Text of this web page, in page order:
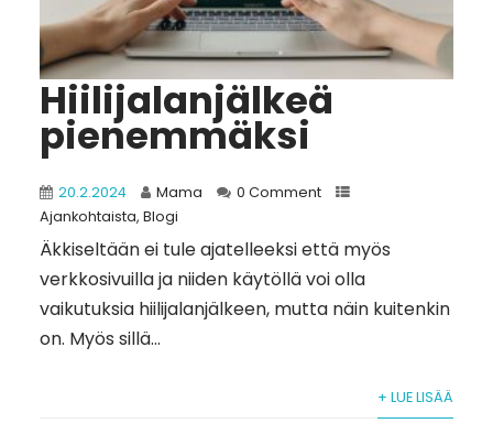
Hiilijalanjälkeä
pienemmäksi
20.2.2024 Mama
0 Comment
Ajankohtaista, Blogi
Äkkiseltään ei tule ajatelleeksi että myös
verkkosivuilla ja niiden käytöllä voi olla
vaikutuksia hiilijalanjälkeen, mutta näin kuitenkin
on. Myös sillä...
+ LUE LISÄÄ